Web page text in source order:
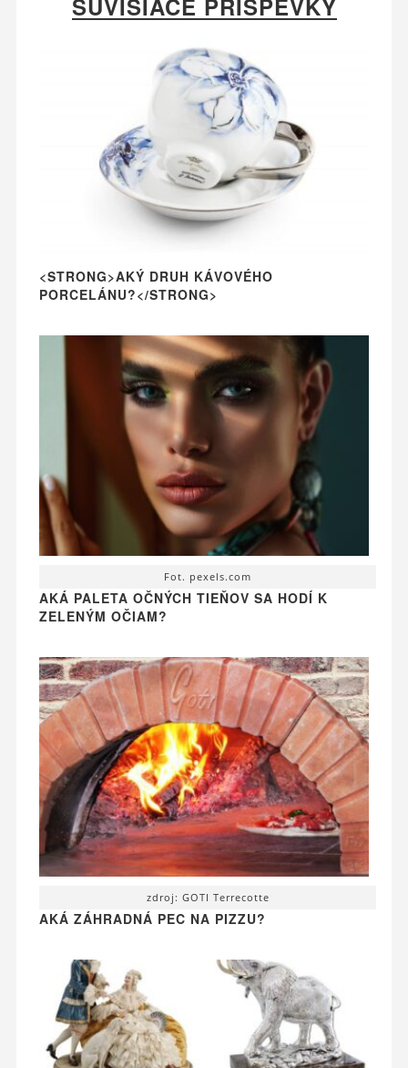
<STRONG>AKÝ DRUH KÁVOVÉHO
PORCELÁNU?</STRONG>
Fot. pexels.com
AKÁ PALETA OČNÝCH TIEŇOV SA HODÍ K
ZELENÝM OČIAM?
zdroj: GOTI Terrecotte
AKÁ ZÁHRADNÁ PEC NA PIZZU?